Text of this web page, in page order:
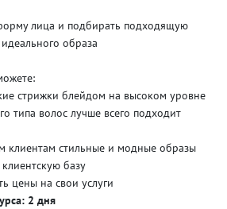
лица и подбирать подходящую
образа
стрижки блейдом на высоком уровне
волос лучше всего подходит
стильные и модные образы
базу
на свои услуги
2 дня